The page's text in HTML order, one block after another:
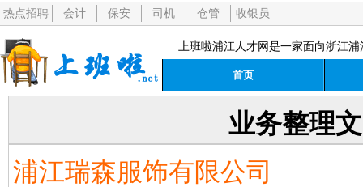
热点招聘 会计 保安 司机 仓管 收银员
上班啦浦江人才网是一家面向浙江
首页
业务整理
浦江瑞森服饰有限公司